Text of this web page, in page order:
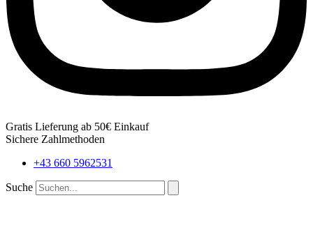
Gratis Lieferung ab 50€ Einkauf
Sichere Zahlmethoden
+43 660 5962531
Suche